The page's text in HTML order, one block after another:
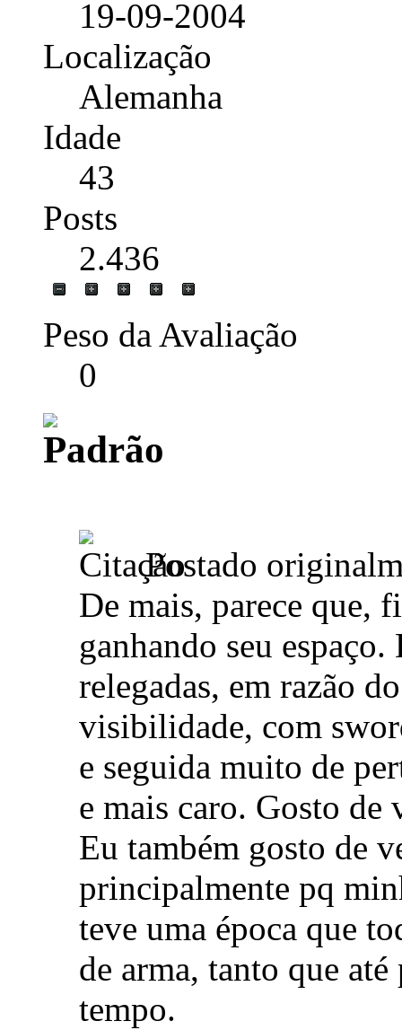
19-09-2004
Localização
Alemanha
Idade
43
Posts
2.436
Peso da Avaliação
0
Postado
De mais, parece que,
ganhando seu
relegadas, em razão
visibilidade, com
e seguida muito de
e mais caro. Gosto de
Eu também gosto de
principalmente pq
teve uma época que
de arma, tanto que
tempo.